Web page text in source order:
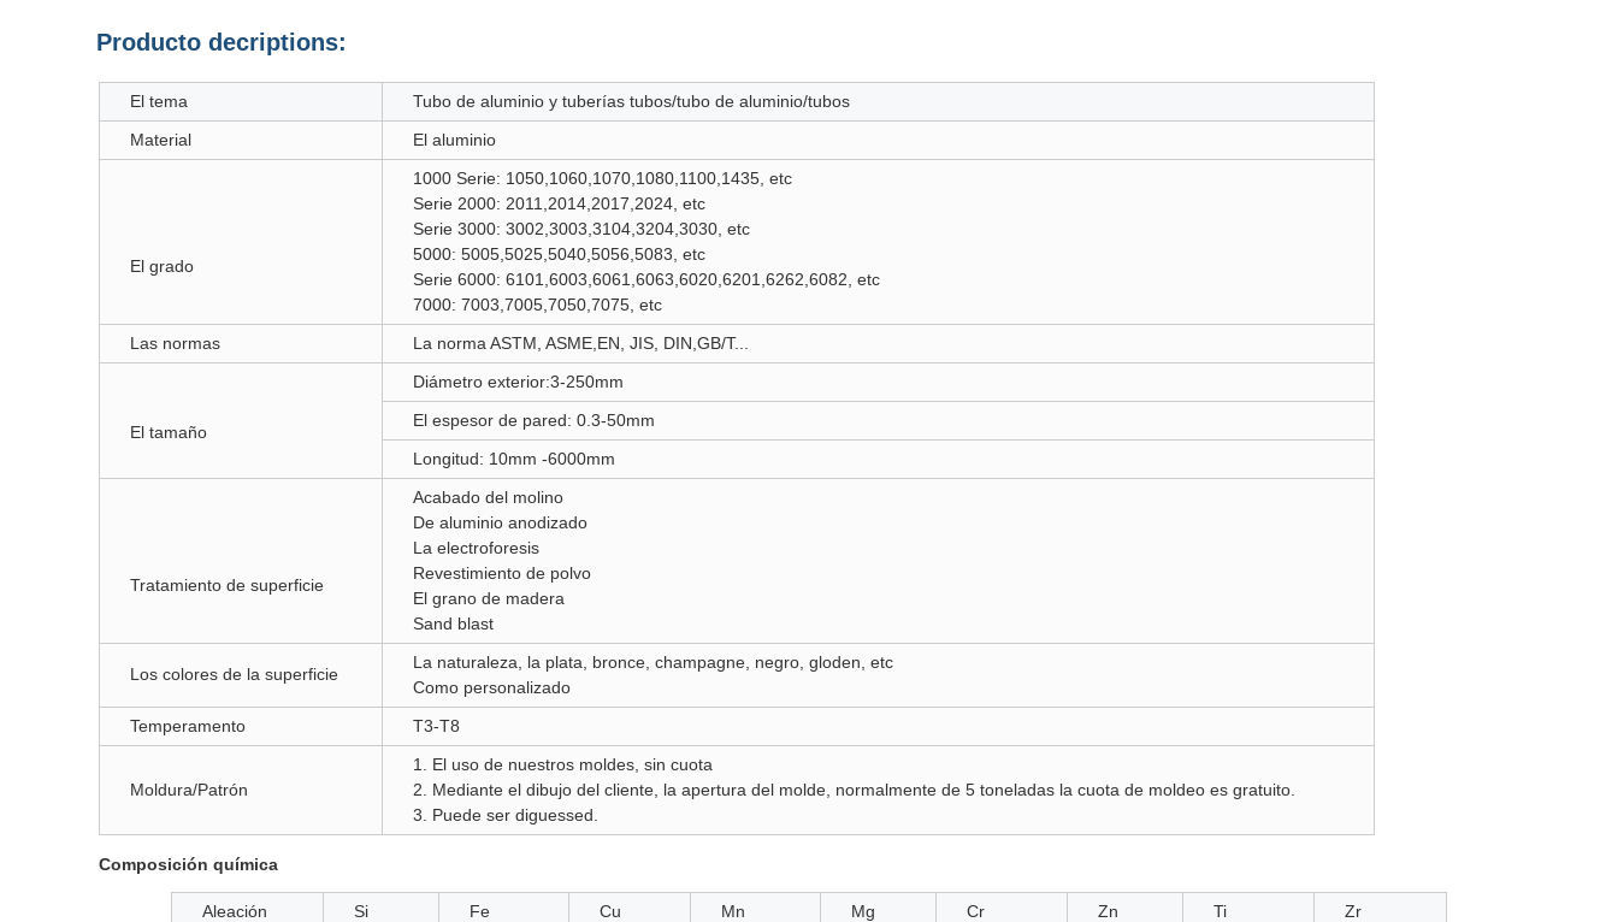
Producto decriptions:
El tema
Tubo de aluminio y tuberías tubos/tubo de aluminio/tubos
Material
El aluminio
El grado
1000 Serie: 1050,1060,1070,1080,1100,1435, etc
Serie 2000: 2011,2014,2017,2024, etc
Serie 3000: 3002,3003,3104,3204,3030, etc
5000: 5005,5025,5040,5056,5083, etc
Serie 6000: 6101,6003,6061,6063,6020,6201,6262,6082, etc
7000: 7003,7005,7050,7075, etc
Las normas
La norma ASTM, ASME,EN, JIS, DIN,GB/T...
El tamaño
Diámetro exterior:3-250mm
El espesor de pared: 0.3-50mm
Longitud: 10mm -6000mm
Tratamiento de superficie
Acabado del molino
De aluminio anodizado
La electroforesis
Revestimiento de polvo
El grano de madera
Sand blast
Los colores de la superficie
La naturaleza, la plata, bronce, champagne, negro, gloden, etc
Como personalizado
Temperamento
T3-T8
Moldura/Patrón
1. El uso de nuestros moldes, sin cuota
2. Mediante el dibujo del cliente, la apertura del molde, normalmente de 5 toneladas la cuota de moldeo es gratuito.
3. Puede ser diguessed.
Composición química
Aleación Si Fe Cu Mn Mg Cr Zn Ti
Zr